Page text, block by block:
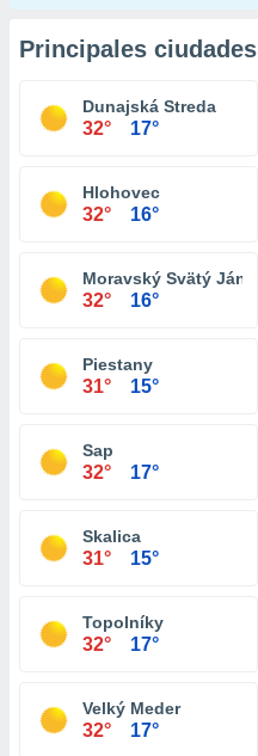
Principales ciudades
Dunajská Streda
32° 17°
Hlohovec
32° 16°
Moravský Svätý Ján
32° 16°
Piestany
31° 15°
Sap
32° 17°
Skalica
31° 15°
Topolníky
32° 17°
Velký Meder
32° 17°